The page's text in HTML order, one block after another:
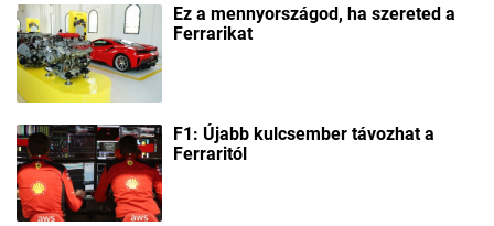
Ez a mennyországod, ha szereted a
Ferrarikat
F1: Újabb kulcsember távozhat a
Ferraritól